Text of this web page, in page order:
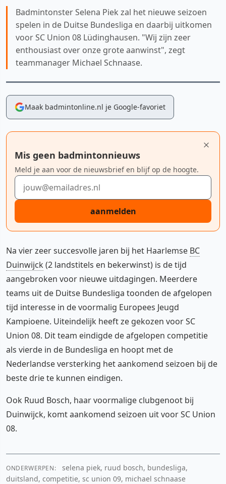
Badmintonster Selena Piek zal het nieuwe seizoen
spelen in de Duitse Bundesliga en daarbij uitkomen
voor SC Union 08 Lüdinghausen. "Wij zijn zeer
enthousiast over onze grote aanwinst", zegt
teammanager Michael Schnaase.
Maak badmintonline.nl je Google-favoriet
Mis geen badmintonnieuws
Meld je aan voor de nieuwsbrief en blijf op de hoogte.
E-mailadres
aanmelden
Na vier zeer succesvolle jaren bij het Haarlemse BC
Duinwijck(2 landstitels en bekerwinst) is de tijd
aangebroken voor nieuwe uitdagingen. Meerdere
teams uit de Duitse Bundesliga toonden de afgelopen
tijd interesse in de voormalig Europees Jeugd
Kampioene. Uiteindelijk heeft ze gekozen voor SC
Union 08. Dit team eindigde de afgelopen competitie
als vierde in de Bundesliga en hoopt met de
Nederlandse versterking het aankomend seizoen bij de
beste drie te kunnen eindigen.
Ook Ruud Bosch, haar voormalige clubgenoot bij
Duinwijck, komt aankomend seizoen uit voor SC Union
08.
ONDERWERPEN:
selena piek, ruud bosch, bundesliga,
duitsland, competitie, sc union 09, michael schnaase